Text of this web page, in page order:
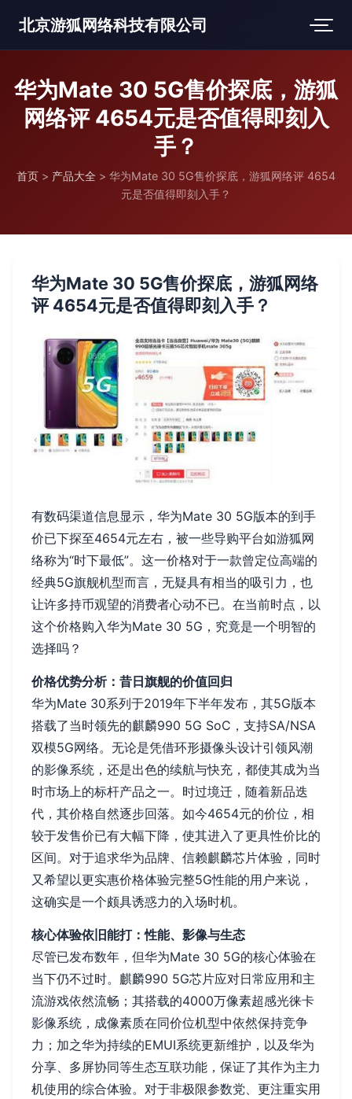
北京游狐网络科技有限公司
华为Mate 30 5G售价探底，游狐
网络评 4654元是否值得即刻入
手？
首页 > 产品大全 > 华为Mate 30 5G售价探底，游狐网络评 4654
元是否值得即刻入手？
华为Mate 30 5G售价探底，游狐网络
评 4654元是否值得即刻入手？
有数码渠道信息显示，华为Mate 30 5G版本的到手
价已下探至4654元左右，被一些导购平台如游狐网
络称为“时下最低”。这一价格对于一款曾定位高端的
经典5G旗舰机型而言，无疑具有相当的吸引力，也
让许多持币观望的消费者心动不已。在当前时点，以
这个价格购入华为Mate 30 5G，究竟是一个明智的
选择吗？
价格优势分析：昔日旗舰的价值回归
华为Mate 30系列于2019年下半年发布，其5G版本
搭载了当时领先的麒麟990 5G SoC，支持SA/NSA
双模5G网络。无论是凭借环形摄像头设计引领风潮
的影像系统，还是出色的续航与快充，都使其成为当
时市场上的标杆产品之一。时过境迁，随着新品迭
代，其价格自然逐步回落。如今4654元的价位，相
较于发售价已有大幅下降，使其进入了更具性价比的
区间。对于追求华为品牌、信赖麒麟芯片体验，同时
又希望以更实惠价格体验完整5G性能的用户来说，
这确实是一个颇具诱惑力的入场时机。
核心体验依旧能打：性能、影像与生态
尽管已发布数年，但华为Mate 30 5G的核心体验在
当下仍不过时。麒麟990 5G芯片应对日常应用和主
流游戏依然流畅；其搭载的4000万像素超感光徕卡
影像系统，成像素质在同价位机型中依然保持竞争
力；加之华为持续的EMUI系统更新维护，以及华为
分享、多屏协同等生态互联功能，保证了其作为主力
机使用的综合体验。对于非极限参数党、更注重实用